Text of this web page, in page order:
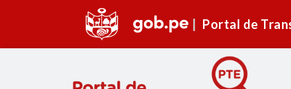
Portal de